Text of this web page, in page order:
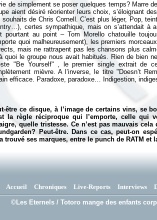
de simplement se poser quelques temps? Marre
aient désiré réorienter leurs choix, s’éloignant
souhaits de Chris Cornell. C’est plus léger, Pop,
certes sympathique, mais on s’attendait à
pourtant au point – Tom Morello chatouille
quoi malheureusement), les premiers
mais ne rattrapent pas les chansons plus
quoi le groupe nous avait habitués. Rien de bien
"Be Yourself" , le premier single extrait de
mièvre. A l’inverse, le titre "Doesn’t
être ce disque, à l’image de certains vins, se
la règle réciproque qui l’emporte, celle qui
quelle tristesse. Ce n’est pas mauvais
Peut-être. Dans ce cas, peut-on
trouvé ses marques, entre le punch de RATM
Accueil Chroniques Live-Reports Interviews
©Les Eternels / Totoro mange des enfants